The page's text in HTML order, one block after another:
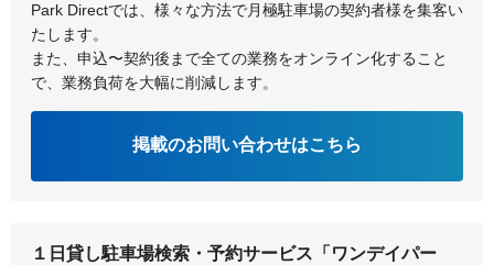
Park Directでは、様々な方法で月極駐車場の契約者様を集客い
たします。
また、申込〜契約後まで全ての業務をオンライン化すること
で、業務負荷を大幅に削減します。
掲載のお問い合わせはこちら
１日貸し駐車場検索・予約サービス「ワンデイパー